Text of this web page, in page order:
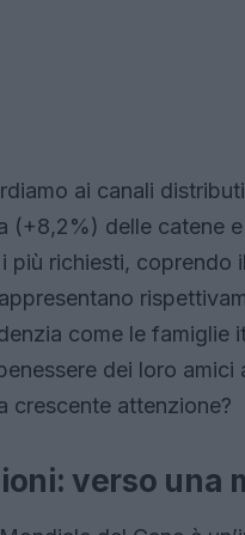
ai canali
(+8,2%) delle catene
più richiesti, coprendo il
come le famiglie
dei loro
crescente attenzione?
verso una